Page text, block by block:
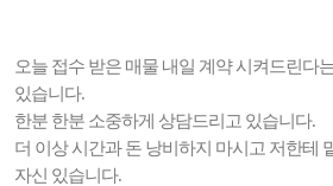
오늘 접수 받은 매물 내일 계약 시켜드린다
있습니다.
한분 한분 소중하게 상담드리고 있습니다.
더 이상 시간과 돈 낭비하지 마시고 저한테
자신 있습니다.